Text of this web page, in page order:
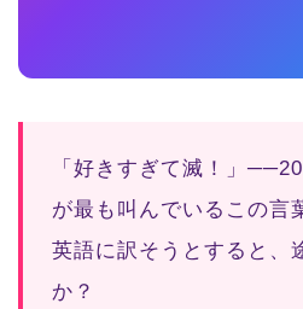
「好きすぎて滅！」
が最も叫んでいるこの言
英語に訳そうとすると、
か？